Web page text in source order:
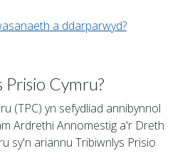
a ddarparwyd?
Cymru?
(TPC) yn sefydliad annibynnol
Ardrethi Annomestig a'r Dreth
sy'n ariannu Tribiwnlys Prisio